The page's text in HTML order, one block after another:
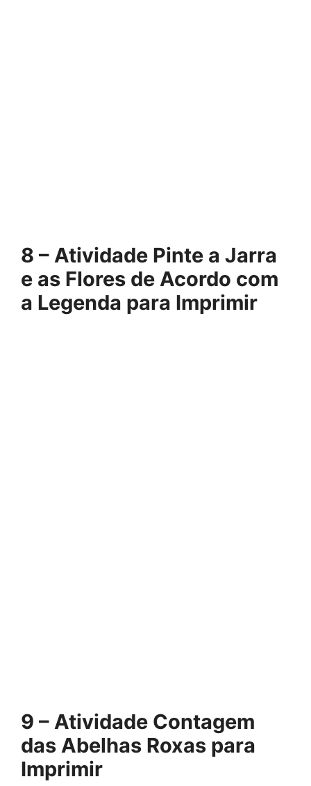
8 – Atividade Pinte a Jarra
e as Flores de Acordo com
a Legenda para Imprimir
9 – Atividade Contagem
das Abelhas Roxas para
Imprimir